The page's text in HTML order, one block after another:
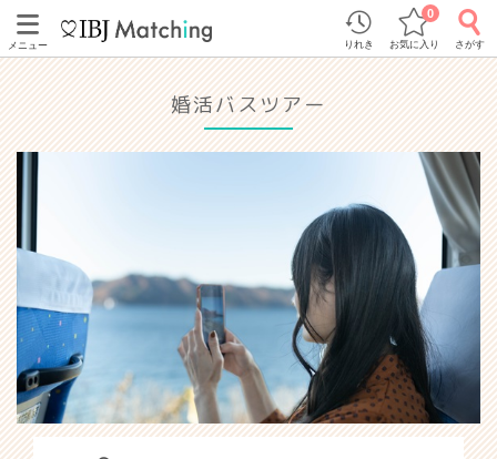
メニュー りれき お気に入り
0
さがす
婚活バスツアー